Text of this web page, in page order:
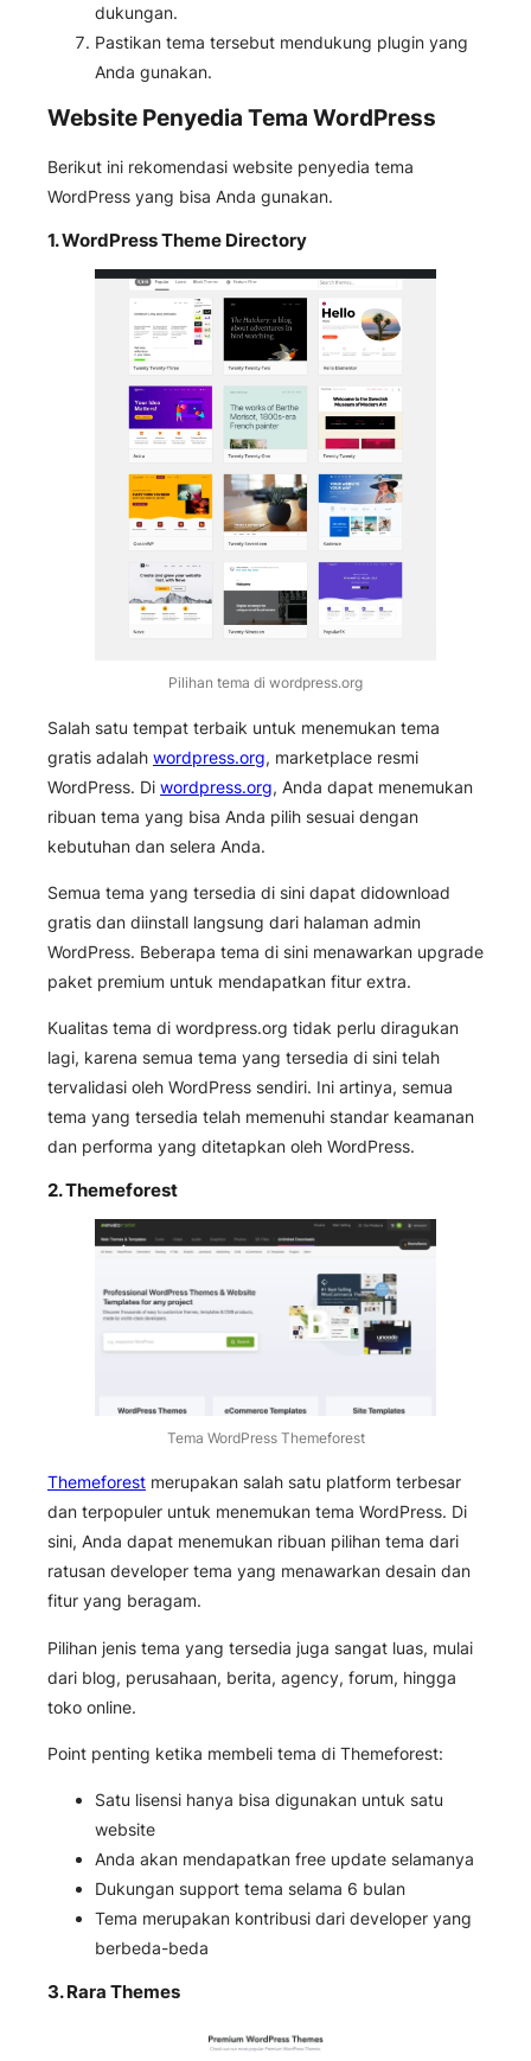
dukungan.
Pastikan tema tersebut mendukung plugin yang
Anda gunakan.
Website Penyedia Tema WordPress
Berikut ini rekomendasi website penyedia tema
WordPress yang bisa Anda gunakan.
1.WordPress Theme Directory
Pilihan tema di wordpress.org
Salah satu tempat terbaik untuk menemukan tema
gratis adalah wordpress.org, marketplace resmi
WordPress. Di wordpress.org, Anda dapat menemukan
ribuan tema yang bisa Anda pilih sesuai dengan
kebutuhan dan selera Anda.
Semua tema yang tersedia di sini dapat didownload
gratis dan diinstall langsung dari halaman admin
WordPress. Beberapa tema di sini menawarkan upgrade
paket premium untuk mendapatkan fitur extra.
Kualitas tema di wordpress.org tidak perlu diragukan
lagi, karena semua tema yang tersedia di sini telah
tervalidasi oleh WordPress sendiri. Ini artinya, semua
tema yang tersedia telah memenuhi standar keamanan
dan performa yang ditetapkan oleh WordPress.
2.Themeforest
Tema WordPress Themeforest
Themeforest merupakan salah satu platform terbesar
dan terpopuler untuk menemukan tema WordPress. Di
sini, Anda dapat menemukan ribuan pilihan tema dari
ratusan developer tema yang menawarkan desain dan
fitur yang beragam.
Pilihan jenis tema yang tersedia juga sangat luas, mulai
dari blog, perusahaan, berita, agency, forum, hingga
toko online.
Point penting ketika membeli tema di Themeforest:
Satu lisensi hanya bisa digunakan untuk satu
website
Anda akan mendapatkan free update selamanya
Dukungan support tema selama 6 bulan
Tema merupakan kontribusi dari developer yang
berbeda-beda
3.Rara Themes